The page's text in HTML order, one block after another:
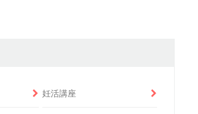
妊活講座